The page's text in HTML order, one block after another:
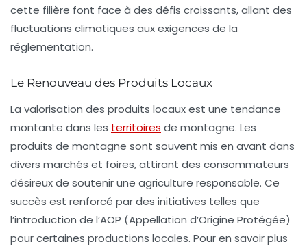
cette filière font face à des défis croissants, allant des
fluctuations climatiques aux exigences de la
réglementation.
Le Renouveau des Produits Locaux
La valorisation des produits locaux est une tendance
montante dans les territoires de montagne. Les
produits de montagne sont souvent mis en avant dans
divers marchés et foires, attirant des consommateurs
désireux de soutenir une agriculture responsable. Ce
succès est renforcé par des initiatives telles que
l’introduction de l’AOP (Appellation d’Origine Protégée)
pour certaines productions locales. Pour en savoir plus